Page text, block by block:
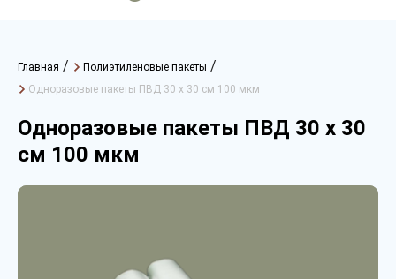
Главная / Полиэтиленовые пакеты /
Одноразовые пакеты ПВД 30 х 30 см 100 мкм
Одноразовые пакеты ПВД 30 х 30
см 100 мкм